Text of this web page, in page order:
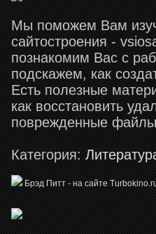
Мы поможем Вам
сайтостроения -
познакомим Вас с
подскажем, как
Есть полезные
как восстановить
поврежденные
Категория:
Брэд Питт - на сайте